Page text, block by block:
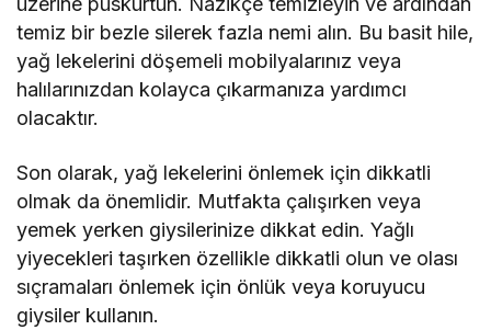
temiz bir bezle silerek fazla nemi alın. Bu basit hile,
yağ lekelerini döşemeli mobilyalarınız veya
halılarınızdan kolayca çıkarmanıza yardımcı
olacaktır.
Son olarak, yağ lekelerini önlemek için dikkatli
olmak da önemlidir. Mutfakta çalışırken veya
yemek yerken giysilerinize dikkat edin. Yağlı
yiyecekleri taşırken özellikle dikkatli olun ve olası
sıçramaları önlemek için önlük veya koruyucu
giysiler kullanın.